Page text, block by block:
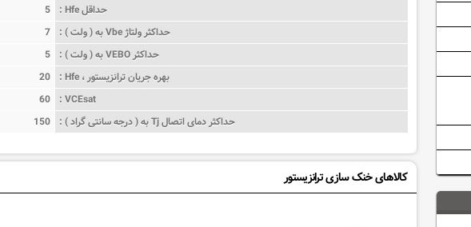
حداقل Hfe :
5
حداکثر ولتاژ Vbe به ( ولت ) :
7
حداکثر VEBO به ( ولت ) :
5
بهره جریان ترانزیستور ، Hfe :
20
VCEsat :
60
حداکثر دمای اتصال Tj به ( درجه سانتی گراد ) :
150
کالاهای خنک سازی ترانزیستور